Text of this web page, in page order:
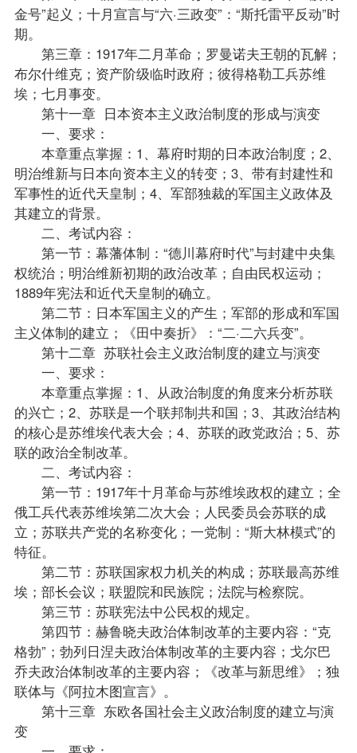
金号”起义；十月宣言与“六·三政变”：“斯托雷平反动”时
期。
第三章：1917年二月革命；罗曼诺夫王朝的瓦解；
布尔什维克；资产阶级临时政府；彼得格勒工兵苏维
埃；七月事变。
第十一章 日本资本主义政治制度的形成与演变
一、要求：
本章重点掌握：1、幕府时期的日本政治制度；2、
明治维新与日本向资本主义的转变；3、带有封建性和
军事性的近代天皇制；4、军部独裁的军国主义政体及
其建立的背景。
二、考试内容：
第一节：幕藩体制：“德川幕府时代”与封建中央集
权统治；明治维新初期的政治改革；自由民权运动；
1889年宪法和近代天皇制的确立。
第二节：日本军国主义的产生；军部的形成和军国
主义体制的建立；《田中奏折》：“二·二六兵变”。
第十二章 苏联社会主义政治制度的建立与演变
一、要求：
本章重点掌握：1、从政治制度的角度来分析苏联
的兴亡；2、苏联是一个联邦制共和国；3、其政治结构
的核心是苏维埃代表大会；4、苏联的政党政治；5、苏
联的政治全制改革。
二、考试内容：
第一节：1917年十月革命与苏维埃政权的建立；全
俄工兵代表苏维埃第二次大会；人民委员会苏联的成
立；苏联共产党的名称变化；一党制：“斯大林模式”的
特征。
第二节：苏联国家权力机关的构成；苏联最高苏维
埃；部长会议；联盟院和民族院；法院与检察院。
第三节：苏联宪法中公民权的规定。
第四节：赫鲁晓夫政治体制改革的主要内容：“克
格勃”；勃列日涅夫政治体制改革的主要内容；戈尔巴
乔夫政治体制改革的主要内容；《改革与新思维》；独
联体与《阿拉木图宣言》。
第十三章 东欧各国社会主义政治制度的建立与演
变